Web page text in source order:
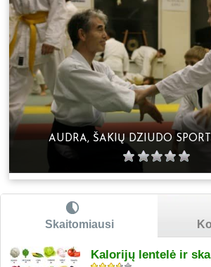
AUDRA, ŠAKIŲ DZIUDO
Skaitomiausi
Kalorijų lentelė ir